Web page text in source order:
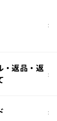
・返品・返